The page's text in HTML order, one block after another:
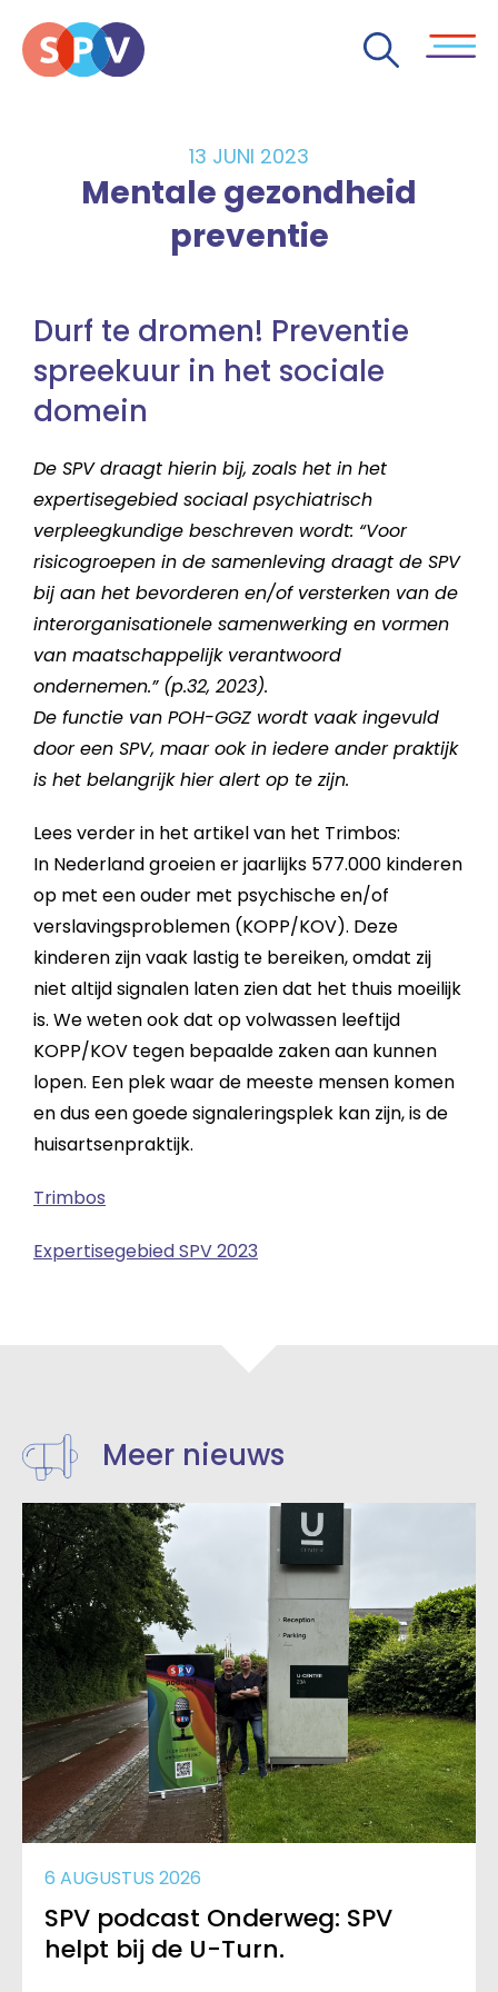
13 JUNI 2023
Mentale gezondheid
preventie
Durf te dromen! Preventie
spreekuur in het sociale
domein
De SPV draagt hierin bij, zoals het in het
expertisegebied sociaal psychiatrisch
verpleegkundige beschreven wordt: “Voor
risicogroepen in de samenleving draagt de SPV
bij aan het bevorderen en/of versterken van de
interorganisationele samenwerking en vormen
van maatschappelijk verantwoord
ondernemen.” (p.32, 2023).
De functie van POH-GGZ wordt vaak ingevuld
door een SPV, maar ook in iedere ander praktijk
is het belangrijk hier alert op te zijn.
Lees verder in het artikel van het Trimbos:
In Nederland groeien er jaarlijks 577.000 kinderen
op met een ouder met psychische en/of
verslavingsproblemen (KOPP/KOV). Deze
kinderen zijn vaak lastig te bereiken, omdat zij
niet altijd signalen laten zien dat het thuis moeilijk
is. We weten ook dat op volwassen leeftijd
KOPP/KOV tegen bepaalde zaken aan kunnen
lopen. Een plek waar de meeste mensen komen
en dus een goede signaleringsplek kan zijn, is de
huisartsenpraktijk.
Trimbos
Expertisegebied SPV 2023
Meer nieuws
6 AUGUSTUS 2026
SPV podcast Onderweg: SPV
helpt bij de U-Turn.